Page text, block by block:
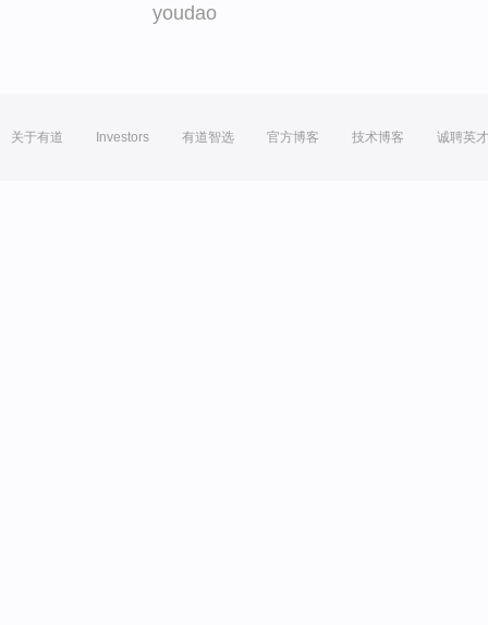
youdao
关于有道 Investors 有道智选 官方博客 技术博客 诚聘英才